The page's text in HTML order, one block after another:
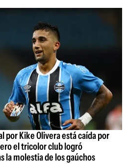
por Kike Olivera está caída por
el tricolor club logró
la molestia de los gaúchos